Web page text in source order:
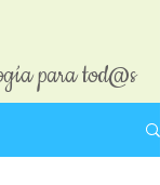
para tod@s